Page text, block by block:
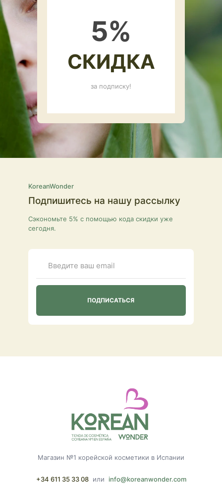
5%
СКИДКА
за подписку!
KoreanWonder
Подпишитесь на нашу рассылку
Сэкономьте 5% с помощью кода скидки уже
сегодня.
Магазин №1 корейской косметики в Испании
+34 611 35 33 08 или info@koreanwonder.com